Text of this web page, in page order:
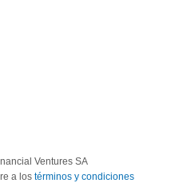
Ventures SA
a los términos y condiciones